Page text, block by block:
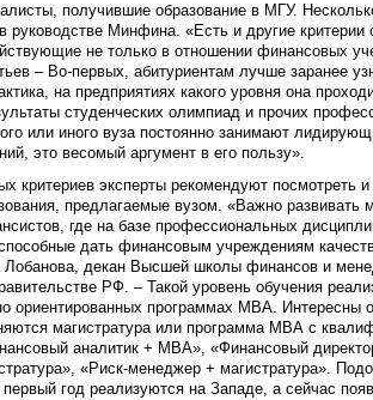
получившие образование в МГУ.
руководстве Минфина. «Есть и другие критерии
не только в отношении финансовых
– Во-первых, абитуриентам лучше заранее
на предприятиях какого уровня она
студенческих олимпиад и прочих
или иного вуза постоянно занимают
это весомый аргумент в его пользу».
критериев эксперты рекомендуют посмотреть
предлагаемые вузом. «Важно развивать
где на базе профессиональных
дать финансовым учреждениям
декан Высшей школы финансов и
РФ. – Такой уровень обучения
ориентированных программах МВА. Интересны
магистратура или программа МВА с
аналитик + МВА», «Финансовый
«Риск-менеджер + магистратура».
год реализуются на Западе, а сейчас